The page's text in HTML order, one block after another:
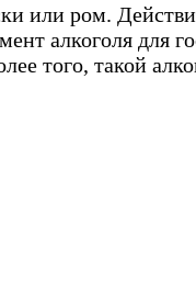
или ром.
алкоголя для
того, такой